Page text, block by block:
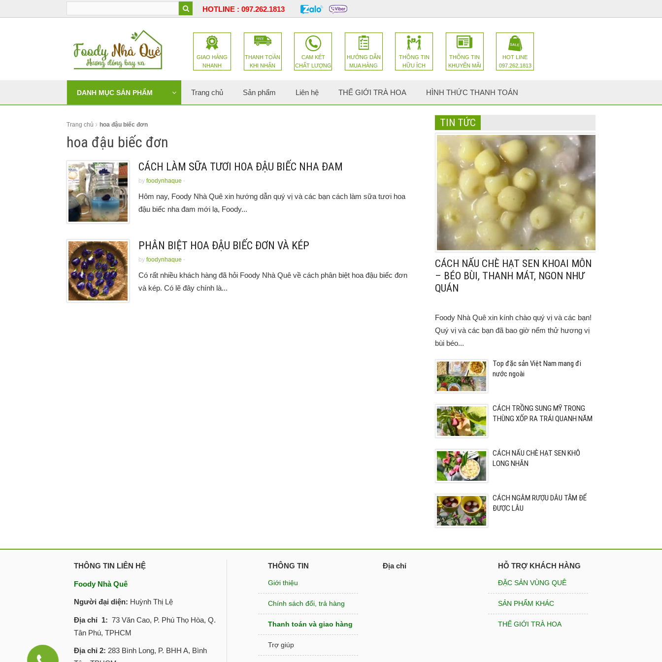
HOTLINE : 097.262.1813
GIAO HÀNG
NHANH
THANH TOÁN
KHI NHẬN
CAM KÉT
CHẤT LƯỢNG
HƯỚNG DẪN
MUA HÀNG
THÔNG TIN
HỮU ÍCH
THÔNG TIN
KHUYẾN MÃI
HOT LINE
097.262.1813
DANH MỤC SẢN PHẨM Trang chủ Sản phẩm Liên hệ THẾ GIỚI TRÀ HOA HÌNH THỨC THANH TOÁN
Trang chủ hoa đậu biếc đơn
hoa đậu biếc đơn
CÁCH LÀM SỮA TƯƠI HOA ĐẬU BIẾC NHA ĐAM
by foodynhaque -
Hôm nay, Foody Nhà Quê xin hướng dẫn quý vị và các bạn cách làm sữa tươi hoa
đậu biếc nha đam mới lạ, Foody...
PHÂN BIỆT HOA ĐẬU BIẾC ĐƠN VÀ KÉP
by foodynhaque -
Có rất nhiều khách hàng đã hỏi Foody Nhà Quê về cách phân biệt hoa đậu biếc đơn
và kép. Có lẽ đây chính là...
TIN TỨC
CÁCH NẤU CHÈ HẠT SEN KHOAI MÔN
– BÉO BÙI, THANH MÁT, NGON NHƯ
QUÁN
Foody Nhà Quê xin kính chào quý vị và các bạn!
Quý vị và các bạn đã bao giờ nếm thử hương vị
bùi béo...
Top đặc sản Việt Nam mang đi
nước ngoài
CÁCH TRỒNG SUNG MỸ TRONG
THÙNG XỐP RA TRÁI QUANH NĂM
CÁCH NẤU CHÈ HẠT SEN KHÔ
LONG NHÃN
CÁCH NGÂM RƯỢU DÂU TẰM ĐỂ
ĐƯỢC LÂU
THÔNG TIN LIÊN HỆ
Foody Nhà Quê
Người đại diện: Huỳnh Thị Lệ
Địa chỉ 1: 73 Văn Cao, P. Phú Thọ Hòa, Q.
Tân Phú, TPHCM
Địa chỉ 2: 283 Bình Long, P. BHH A, Bình
THÔNG TIN
Giới thiệu
Chính sách đổi, trả hàng
Thanh toán và giao hàng
Trợ giúp
Địa chỉ HỖ TRỢ KHÁCH HÀNG
ĐẶC SẢN VÙNG QUÊ
SẢN PHẨM KHÁC
THẾ GIỚI TRÀ HOA